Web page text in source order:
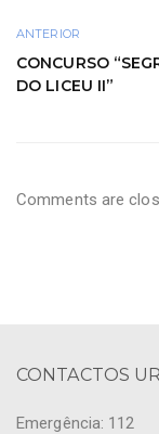
ANTERIOR
CONCURSO
DO LICEU II”
Comments are
CONTACTOS
Emergência: 112